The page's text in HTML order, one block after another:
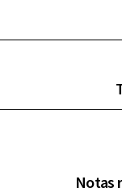
Notas